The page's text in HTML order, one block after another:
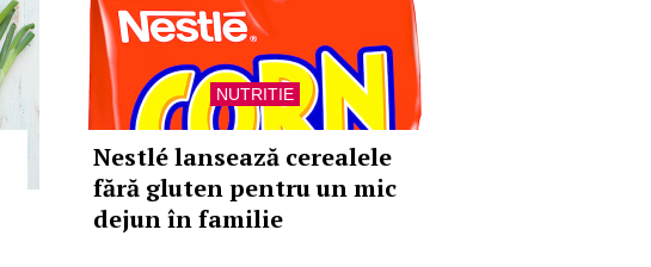
NUTRITIE
Nestlé lansează cerealele
fără gluten pentru un mic
dejun în familie